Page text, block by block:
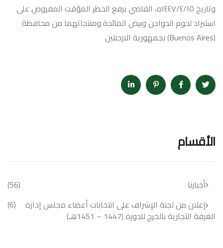
وتاريخ ١٤٤٧/٤/١٥ه، القاضي برفع الحظر المؤقت المفروض على
استيراد لحوم الدواجن وبيض المائدة ومنتجاتهما من محافظة
(Buenos Aires) بجمهورية الارجنتين
الأقسام
أخبارنا
(56)
إعلان من لجنة الإشراف على انتخابات أعضاء مجلس إدارة
الغرفة التجارية بالخرج للدورة (1447 – 1451هـ)
(6)